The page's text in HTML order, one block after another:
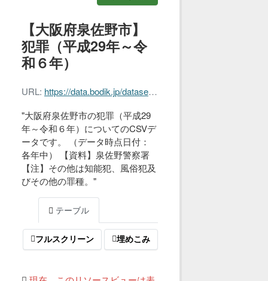
【大阪府泉佐野市】
犯罪（平成29年～令
和６年）
URL: https://data.bodik.jp/dataset/2e90e70f-8e88-4253-bb0e-8a7ef2493ae3/resource/5579f832-c82c-4c1f-87c6-24a318c6ddbd/download/toukei_r07_18_03_1.csv
"大阪府泉佐野市の犯罪（平成29
年～令和６年）についてのCSVデ
ータです。 （データ時点日付：
各年中） 【資料】泉佐野警察署
【注】その他は知能犯、風俗犯及
びその他の罪種。"
テーブル
フルスクリーン 埋めこみ